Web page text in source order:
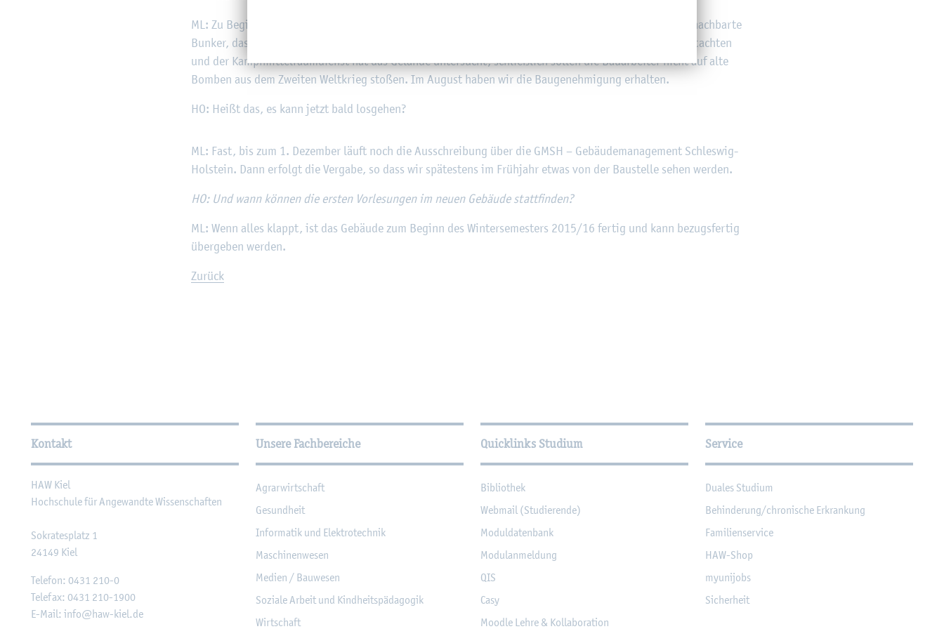
ML: Zu Be­ginn hatte ich die Pla­nung mit der Un­te­ren Denk­mal­schutz­be­hör­de ab­ge­stimmt, weil der be­nach­bar­te
Bun­ker, das Com­pu­ter­mu­se­um, unter Denk­mal­schutz steht. Im Mai folg­te das ob­li­ga­to­ri­sche Bo­den­gut­ach­ten
und der Kampf­mit­tel­räum­dienst hat das Ge­län­de un­ter­sucht, schlie­ß­lich sol­len die Bau­ar­bei­ter nicht auf alte
Bom­ben aus dem Zwei­ten Welt­krieg sto­ßen. Im Au­gust haben wir die Bau­ge­neh­mi­gung er­hal­ten.
HO: Heißt das, es kann jetzt bald los­ge­hen?
ML: Fast, bis zum 1. De­zem­ber läuft noch die Aus­schrei­bung über die GMSH – Ge­bäu­de­ma­nage­ment Schles­wig-
Hol­stein. Dann er­folgt die Ver­ga­be, so dass wir spä­tes­tens im Früh­jahr etwas von der Bau­stel­le sehen wer­den.
HO: Und wann kön­nen die ers­ten Vor­le­sun­gen im neuen Ge­bäu­de statt­fin­den?
ML: Wenn alles klappt, ist das Ge­bäu­de zum Be­ginn des Win­ter­se­mes­ters 2015/16 fer­tig und kann be­zugs­fer­tig
über­ge­ben wer­den.
Zu­rück
Wei­ter­füh­ren­de In­for­ma­tio­nen
Kontakt
HAW Kiel
Hoch­schu­le für An­ge­wand­te Wis­sen­schaf­ten
So­kra­tes­platz 1
24149 Kiel
Te­le­fon: 0431 210-0
Te­le­fax: 0431 210-1900
E-Mail: info@​haw-​kiel.​de
Unsere Fachbereiche
Agrar­wirt­schaft
Ge­sund­heit
In­for­ma­tik und Elek­tro­tech­nik
Ma­schi­nen­we­sen
Me­di­en / Bau­we­sen
So­zia­le Ar­beit und Kind­heits­päd­ago­gik
Wirt­schaft
Quicklinks Studium
Bi­blio­thek
Web­mail (Stu­die­ren­de)
Mo­dul­da­ten­bank
Mo­du­l­an­mel­dung
QIS
Casy
Mood­le Lehre & Kol­la­bo­ra­ti­on
Service
Dua­les Stu­di­um
Be­hin­de­rung/chro­ni­sche Er­kran­kung
Fa­mi­li­en­ser­vice
HAW-Shop
myu­ni­jobs
Si­cher­heit